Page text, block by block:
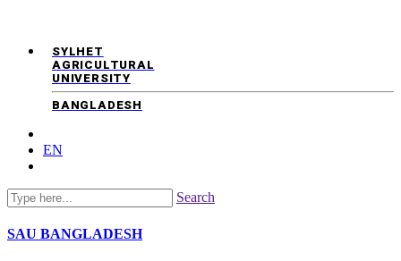
SYLHET
AGRICULTURAL
UNIVERSITY
BANGLADESH
EN
Search
SAU BANGLADESH